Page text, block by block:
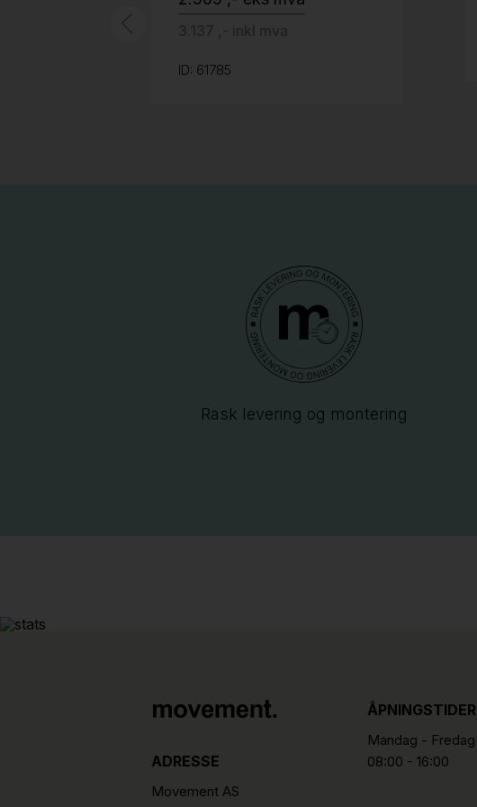
ID: 61785
Rask levering og montering
ADRESSE
Movement AS
ÅPNINGSTIDER
Mandag - Fredag
08:00 - 16:00